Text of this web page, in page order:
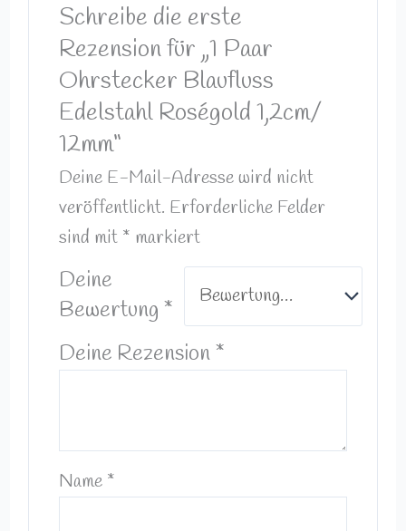
Schreibe die erste
Rezension für „1 Paar
Ohrstecker Blaufluss
Edelstahl Roségold 1,2cm/
12mm“
Deine E-Mail-Adresse wird nicht
veröffentlicht. Erforderliche Felder
sind mit * markiert
Deine
Bewertung *
Deine Rezension*
Name *